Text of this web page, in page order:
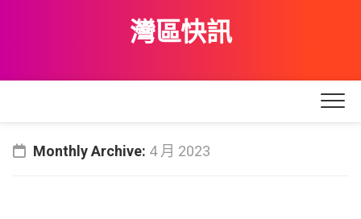
灣區快訊
Monthly Archive: 4 月 2023